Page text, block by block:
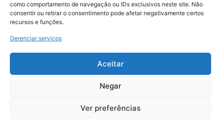
como comportamento de navegação ou IDs exclusivos neste site. Não
consentir ou retirar o consentimento pode afetar negativamente certos
recursos e funções.
Gerenciar serviços
Aceitar
Negar
Ver preferências
Termos de usoe aPolítica de privacidade